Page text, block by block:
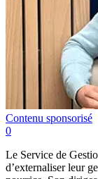
Contenu sponsorisé
0
Le Service de
d’externaliser leur